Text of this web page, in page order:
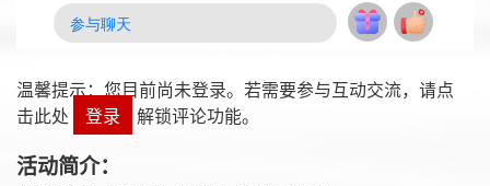
温馨提示：您目前尚未登录。若需要参与互动交流，请点
击此处
登录 解锁评论功能。
活动简介：